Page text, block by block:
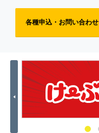
各種申込・お問い合わせ
Previous